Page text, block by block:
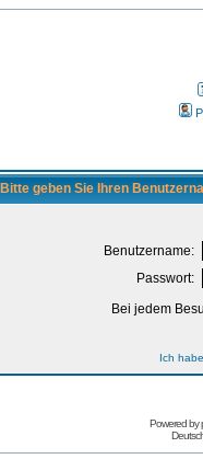
Bitte geben Sie Ihren
Benutzername:
Passwort:
Bei jedem
Ich
Powered by